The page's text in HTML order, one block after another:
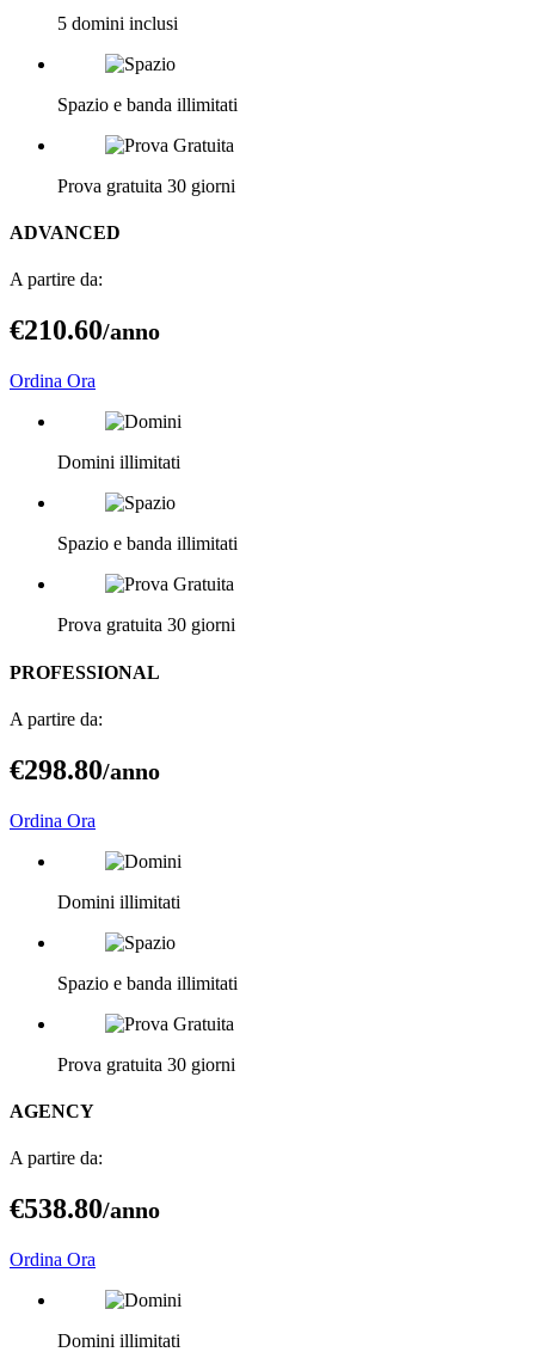
5 domini inclusi
Spazio e banda illimitati
Prova gratuita 30 giorni
ADVANCED
A partire da:
€210.60/anno
Ordina Ora
Domini illimitati
Spazio e banda illimitati
Prova gratuita 30 giorni
PROFESSIONAL
A partire da:
€298.80/anno
Ordina Ora
Domini illimitati
Spazio e banda illimitati
Prova gratuita 30 giorni
AGENCY
A partire da:
€538.80/anno
Ordina Ora
Domini illimitati